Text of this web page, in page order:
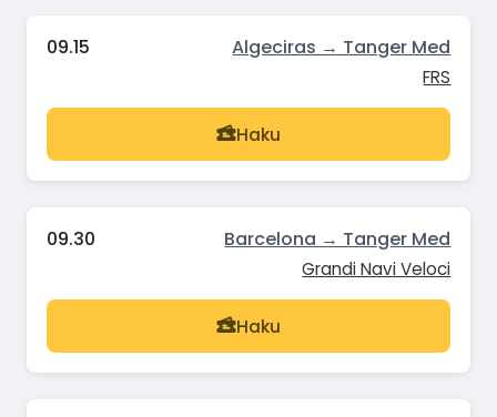
09.15 Algeciras → Tanger Med
FRS
Haku
09.30 Barcelona → Tanger Med
Grandi Navi Veloci
Haku